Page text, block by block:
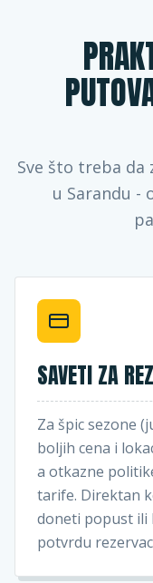
Sve što treba da
u Sarandu -
SAVETI ZA
Za špic sezone
boljih cena i
a otkazne
tarife. Direktan
doneti popust ili
potvrdu